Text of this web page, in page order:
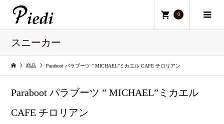
0
スニーカー
商品 Paraboot パラブーツ ” MICHAEL”ミカエル CAFE チロリアン
Paraboot パラブーツ ” MICHAEL”ミカエル
CAFE チロリアン